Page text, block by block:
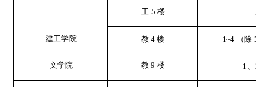
工 5 楼 5
建工学院 教4 楼 1~4 （除 3
文学院 教 9 楼 1 、2